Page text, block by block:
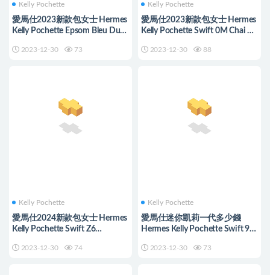
Kelly Pochette
愛馬仕2023新款包女士 Hermes
Kelly Pochette Epsom Bleu Du
2023-12-30 73
Kelly Pochette
愛馬仕2023新款包女士 Hermes
Kelly Pochette Swift 0M Chai 瑪
2023-12-30 88
Kelly Pochette
愛馬仕2024新款包女士 Hermes
Kelly Pochette Swift Z6
2023-12-30 74
Kelly Pochette
愛馬仕迷你凱莉一代多少錢
Hermes Kelly Pochette Swift 9R
2023-12-30 73